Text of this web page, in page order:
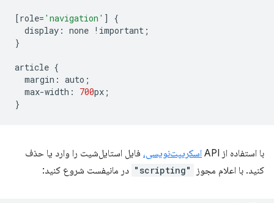
[role= 'navigation' ]
{
display : none ! important ;
}
article {
margin : auto ;
max-width : 700px ;
}
با استفاده از API اسکریپت‌نویسی، فایل استایل‌شیت را وارد یا حذف
کنید. با اعلام مجوز
"scripting" در مانیفست شروع کنید: